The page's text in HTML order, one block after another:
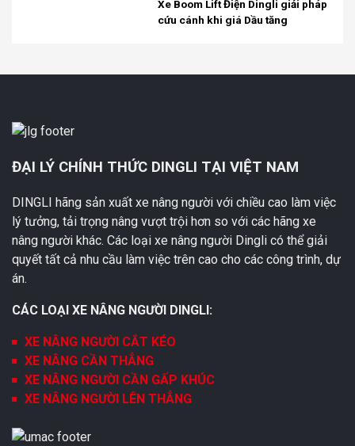
Xe Boom Lift Điện Dingli giải pháp
cứu cánh khi giá Dầu tăng
ĐẠI LÝ CHÍNH THỨC DINGLI TẠI VIỆT NAM
DINGLI hãng sản xuất xe nâng người với chiều cao làm việc
lý tưởng, tải trọng nâng vượt trội hơn so với các hãng xe
nâng người khác. Các loại xe nâng người Dingli có thể giải
quyết tất cả nhu cầu làm việc trên cao cho các công trình, dự
án.
CÁC LOẠI XE NÂNG NGƯỜI DINGLI:
XE NÂNG NGƯỜI CẮT KÉO
XE NÂNG CẦN THẲNG
XE NÂNG NGƯỜI CẦN GẤP KHÚC
XE NÂNG NGƯỜI LÊN THẲNG